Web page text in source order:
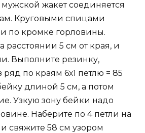
жакет соединяется
Круговыми спицами
по кромке горловины.
расстоянии 5 см от края, и
Выполните резинку,
по краям 6х1 петлю = 85
длиной 5 см, а потом
Узкую зону бейки надо
Наберите по 4 петли на
свяжите 58 см узором